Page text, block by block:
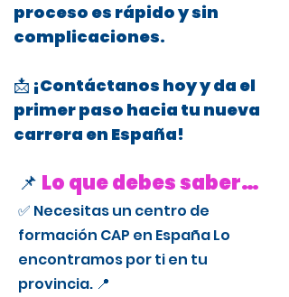
proceso es rápido y sin
complicaciones.
📩 ¡Contáctanos hoy y da el
primer paso hacia tu nueva
carrera en España!
📌 Lo que debes saber…
✅ Necesitas un centro de
formación CAP en España Lo
encontramos por ti en tu
provincia. 📍